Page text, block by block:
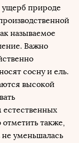
ущерб природе
называемое
Важно
сосну и ель.
высокой
естественных
также,
не уменьшалась